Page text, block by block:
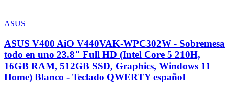
ASUS
ASUS V400 AiO V440VAK-WPC302W - Sobremesa
todo en uno 23.8" Full HD (Intel Core 5 210H,
16GB RAM, 512GB SSD, Graphics, Windows 11
Home) Blanco - Teclado QWERTY español